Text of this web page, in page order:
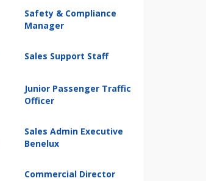
Safety & Compliance
Manager
Sales Support Staff
Junior Passenger Traffic
Officer
Sales Admin Executive
Benelux
Commercial Director